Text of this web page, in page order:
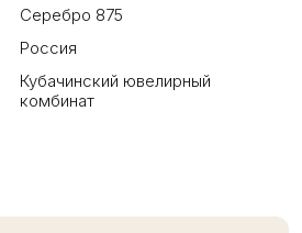
Серебро 875
Россия
Кубачинский ювелирный
комбинат